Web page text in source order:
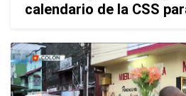
calendario de la CSS